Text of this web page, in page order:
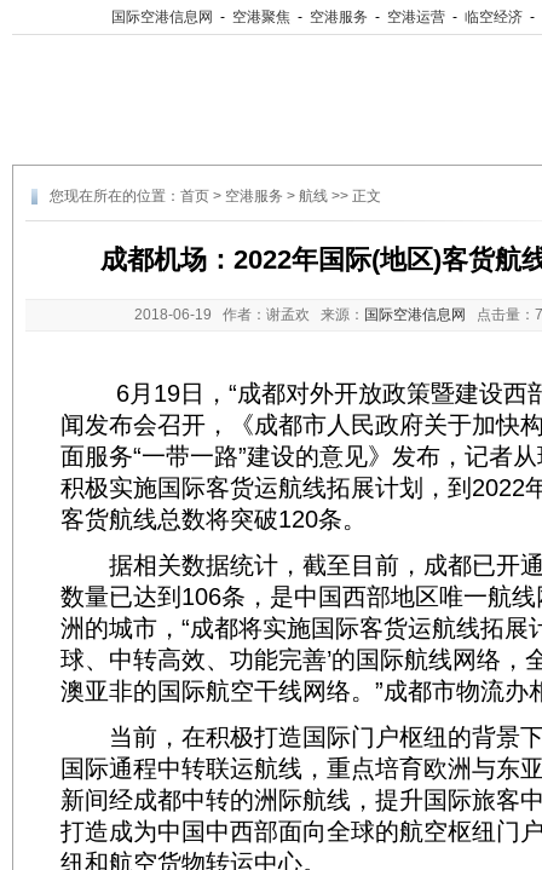
国际空港信息网 - 空港聚焦 - 空港服务 - 空港运营 - 临空经济 -
您现在所在的位置： 首页 > 空港服务 > 航线 >> 正文
成都机场：2022年国际(地区)客货航
2018-06-19 作者：谢孟欢 来源： 国际空港信息网 点击量：
6月19日，“成都对外开放政策暨建设西
闻发布会召开，《成都市人民政府关于加快
面服务“一带一路”建设的意见》发布，记者
积极实施国际客货运航线拓展计划，到2022
客货航线总数将突破120条。
据相关数据统计，截至目前，成都已开
数量已达到106条，是中国西部地区唯一航
洲的城市，“成都将实施国际客货运航线拓展
球、中转高效、功能完善’的国际航线网络，
澳亚非的国际航空干线网络。”成都市物流办
当前，在积极打造国际门户枢纽的背景
国际通程中转联运航线，重点培育欧洲与东
新间经成都中转的洲际航线，提升国际旅客
打造成为中国中西部面向全球的航空枢纽门
纽和航空货物转运中心。